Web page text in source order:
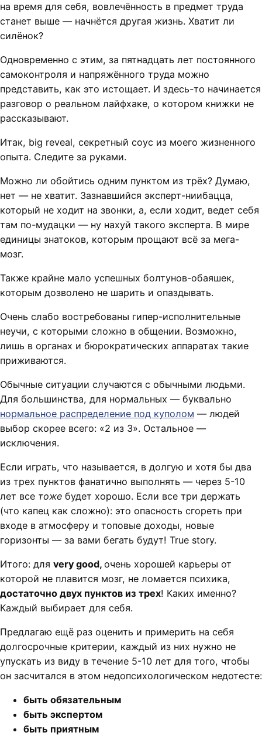
на время для себя, вовлечённость в предмет труда
станет выше — начнётся другая жизнь. Хватит ли
силёнок?
Одновременно с этим, за пятнадцать лет постоянного
самоконтроля и напряжённого труда можно
представить, как это истощает. И здесь-то начинается
разговор о реальном лайфхаке, о котором книжки не
рассказывают.
Итак, big reveal, секретный соус из моего жизненного
опыта. Следите за руками.
Можно ли обойтись одним пунктом из трёх? Думаю,
нет — не хватит. Зазнавшийся эксперт-ниибацца,
который не ходит на звонки, а, если ходит, ведет себя
там по-мудацки — ну нахуй такого эксперта. В мире
единицы знатоков, которым прощают всё за мега-
мозг.
Также крайне мало успешных болтунов-обаяшек,
которым дозволено не шарить и опаздывать.
Очень слабо востребованы гипер-исполнительные
неучи, с которыми сложно в общении. Возможно,
лишь в органах и бюрократических аппаратах такие
приживаются.
Обычные ситуации случаются с обычными людьми.
Для большинства, для нормальных — буквально
нормальное распределение под куполом — людей
выбор скорее всего: «2 из 3». Остальное —
исключения.
Если играть, что называется, в долгую и хотя бы два
из трех пунктов фанатично выполнять — через 5-10
лет все тоже будет хорошо. Если все три держать
(что капец как сложно): это опасность сгореть при
входе в атмосферу и топовые доходы, новые
горизонты — за вами бегать будут! True story.
Итого: для very good, очень хорошей карьеры от
которой не плавится мозг, не ломается психика,
достаточно двух пунктов из трех! Каких именно?
Каждый выбирает для себя.
Предлагаю ещё раз оценить и примерить на себя
долгосрочные критерии, каждый из них нужно не
упускать из виду в течение 5-10 лет для того, чтобы
он засчитался в этом недопсихологическом недотесте:
быть обязательным
быть экспертом
быть приятным